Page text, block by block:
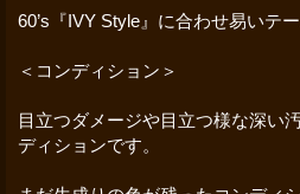
60’s『IVY Style』に合わせ易いテ
＜コンディション＞
目立つダメージや目立つ様な深い
ディションです。